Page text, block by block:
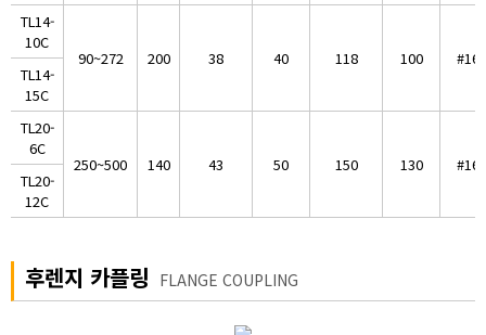
TL14-
10C
90~272 200 38 40 118 100
TL14-
15C
TL20-
6C
250~500 140 43 50 150 130
TL20-
12C
후렌지 카플링 FLANGE COUPLING